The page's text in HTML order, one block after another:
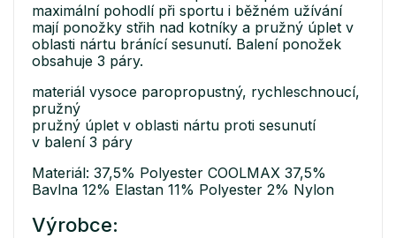
maximální pohodlí při sportu i běžném užívání
mají ponožky střih nad kotníky a pružný úplet v
oblasti nártu bránící sesunutí. Balení ponožek
obsahuje 3 páry.
materiál vysoce paropropustný, rychleschnoucí,
pružný
pružný úplet v oblasti nártu proti sesunutí
v balení 3 páry
Materiál: 37,5% Polyester COOLMAX 37,5%
Bavlna 12% Elastan 11% Polyester 2% Nylon
Výrobce: